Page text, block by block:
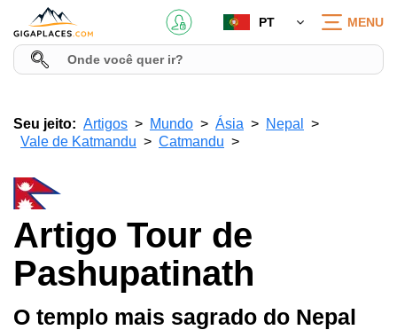
PT MENU
Seu jeito: Artigos Mundo Ásia
Nepal
Vale de Katmandu
Catmandu
Artigo Tour de
Pashupatinath
O templo mais sagrado do Nepal